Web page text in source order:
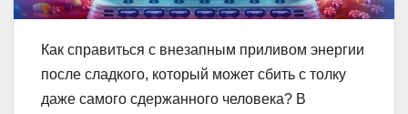
Как справиться с внезапным приливом энергии
после сладкого, который может сбить с толку
даже самого сдержанного человека? В